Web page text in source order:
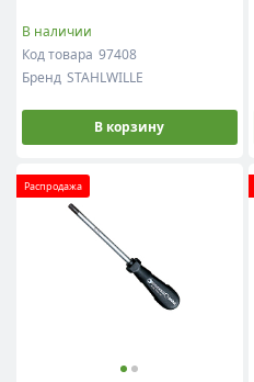
В наличии
Код товара 97408
Бренд STAHLWILLE
В корзину
Распродажа